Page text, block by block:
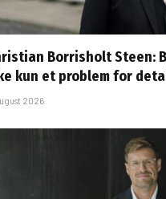
Borrisholt Steen:
kun et problem for
2026